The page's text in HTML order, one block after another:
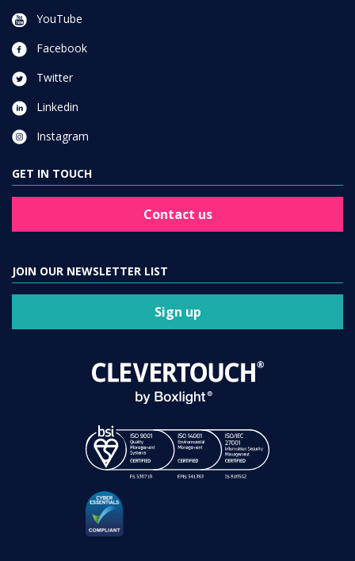
YouTube
Facebook
Twitter
Linkedin
Instagram
GET IN TOUCH
Contact us
JOIN OUR NEWSLETTER LIST
Sign up